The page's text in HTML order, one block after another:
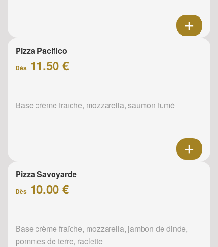
Pizza Pacifico
Dès 11.50 €
Base crème fraîche, mozzarella, saumon fumé
Pizza Savoyarde
Dès 10.00 €
Base crème fraîche, mozzarella, jambon de dinde,
pommes de terre, raclette